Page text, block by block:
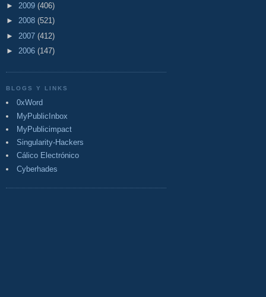
► 2009 (406)
► 2008 (521)
► 2007 (412)
► 2006 (147)
BLOGS Y LINKS
0xWord
MyPublicInbox
MyPublicimpact
Singularity-Hackers
Cálico Electrónico
Cyberhades